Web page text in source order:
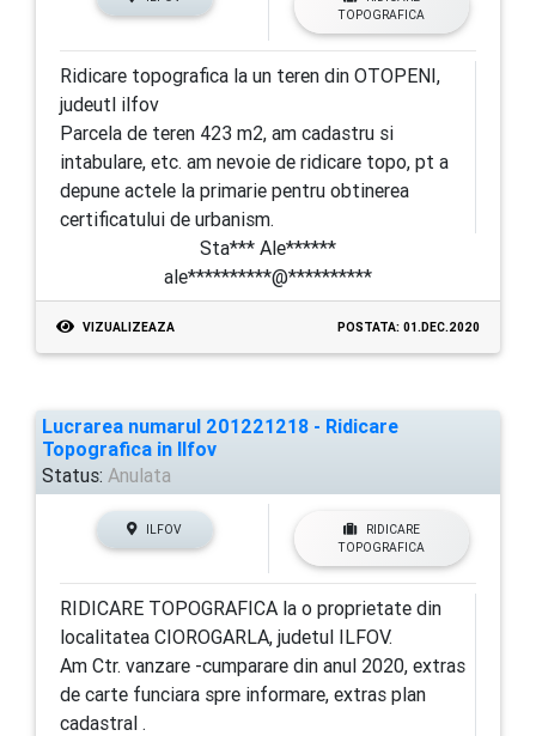
TOPOGRAFICA
Ridicare topografica la un teren din OTOPENI,
judeutl ilfov
Parcela de teren 423 m2, am cadastru si
intabulare, etc. am nevoie de ridicare topo, pt a
depune actele la primarie pentru obtinerea
certificatului de urbanism.
Sta*** Ale******
ale**********@**********
VIZUALIZEAZA POSTATA: 01.DEC.2020
Lucrarea numarul 201221218 - Ridicare
Topografica in Ilfov
Status: Anulata
ILFOV
RIDICARE
TOPOGRAFICA
RIDICARE TOPOGRAFICA la o proprietate din
localitatea CIOROGARLA, judetul ILFOV.
Am Ctr. vanzare -cumparare din anul 2020, extras
de carte funciara spre informare, extras plan
cadastral .